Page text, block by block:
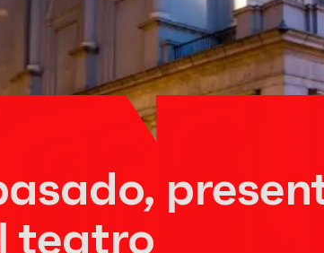
teatro